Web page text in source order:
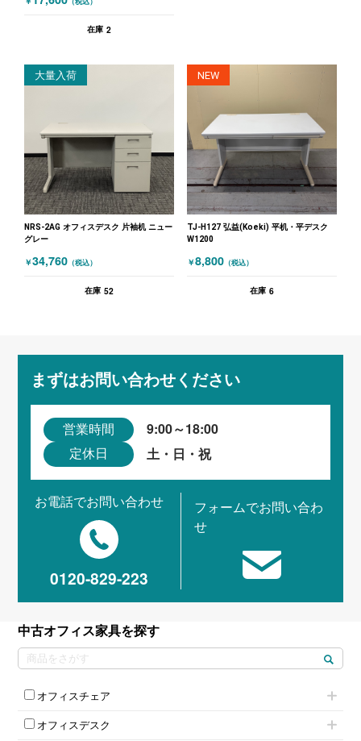
在庫 2
大量入荷
NRS-2AG オフィスデスク 片袖机 ニュー
グレー
￥34,760 （税込）
在庫 52
NEW
TJ-H127 弘益(Koeki) 平机・平デスク
W1200
￥8,800 （税込）
在庫 6
まずはお問い合わせください
営業時間 9:00～18:00
定休日 土・日・祝
お電話でお問い合わせ
0120-829-223
フォームでお問い合わ
せ
中古オフィス家具を探す
オフィスチェア
肘無しチェア
オフィスデスク